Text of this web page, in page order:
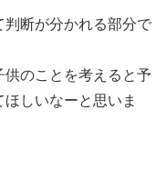
判断が分かれる部分で
のことを考えると予
しいなーと思いま